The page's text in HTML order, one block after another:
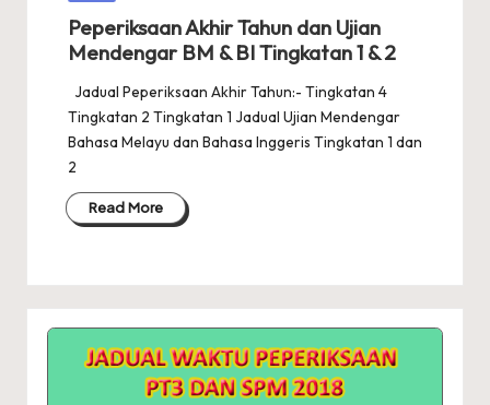
Peperiksaan Akhir Tahun dan Ujian
Mendengar BM & BI Tingkatan 1 & 2
Jadual Peperiksaan Akhir Tahun:- Tingkatan 4
Tingkatan 2 Tingkatan 1 Jadual Ujian Mendengar
Bahasa Melayu dan Bahasa Inggeris Tingkatan 1 dan
2
Read More